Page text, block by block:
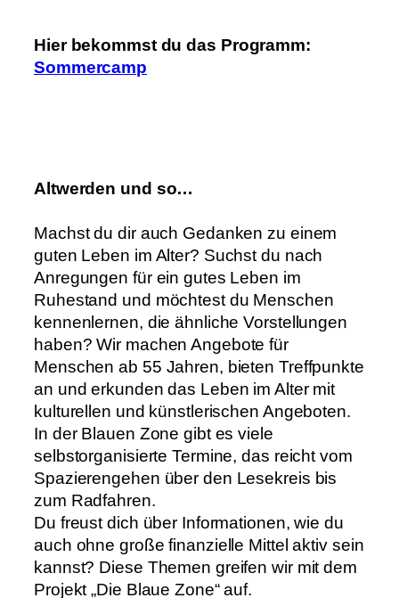
Hier bekommst du das Programm:
Sommercamp
Altwerden und so…
Machst du dir auch Gedanken zu einem
guten Leben im Alter? Suchst du nach
Anregungen für ein gutes Leben im
Ruhestand und möchtest du Menschen
kennenlernen, die ähnliche Vorstellungen
haben? Wir machen Angebote für
Menschen ab 55 Jahren, bieten Treffpunkte
an und erkunden das Leben im Alter mit
kulturellen und künstlerischen Angeboten.
In der Blauen Zone gibt es viele
selbstorganisierte Termine, das reicht vom
Spazierengehen über den Lesekreis bis
zum Radfahren.
Du freust dich über Informationen, wie du
auch ohne große finanzielle Mittel aktiv sein
kannst? Diese Themen greifen wir mit dem
Projekt „Die Blaue Zone“ auf.